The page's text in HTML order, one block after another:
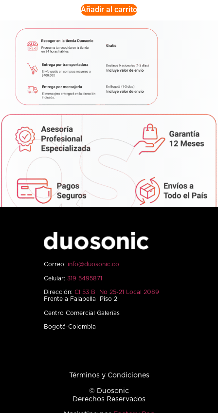
Añadir al carrito
Correo: info@duosonic.co
Celular: 319 5495871
Dirección: Cl 53 B No 25-21 Local 2089
Frente a Falabella Piso 2
Centro Comercial Galerías
Bogotá-Colombia
Términos y Condiciones
© Duosonic
Derechos Reservados